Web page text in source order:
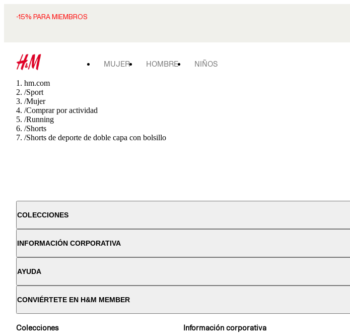
-15% PARA MIEMBROS
MUJER HOMBRE NIÑOS
hm.com
/Sport
/Mujer
/Comprar por actividad
/Running
/Shorts
/Shorts de deporte de doble capa con bolsillo
COLECCIONES
INFORMACIÓN CORPORATIVA
AYUDA
CONVIÉRTETE EN H&M MEMBER
Colecciones Información corporativa